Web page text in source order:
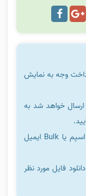
وجه به نمایش
خواهد شد به
ممکن است ایمیل ارسالی به پوشه اسپم یا Bulk ایمیل
فایل مورد نظر